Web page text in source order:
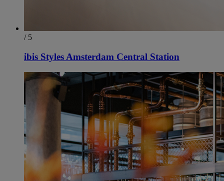
/ 5
ibis Styles Amsterdam Central Station